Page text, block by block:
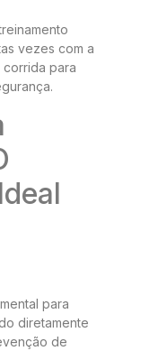
vezes com a
para
para
diretamente
de